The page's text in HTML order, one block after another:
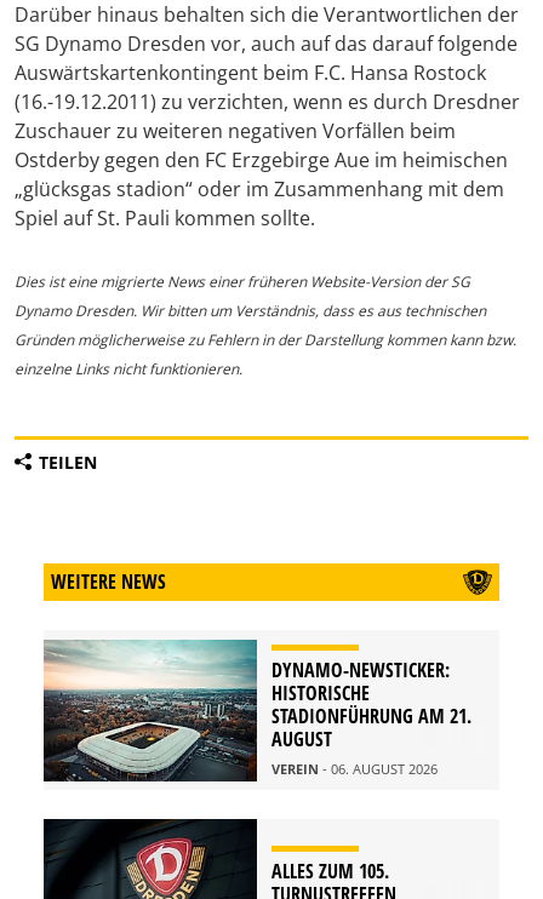
Darüber hinaus behalten sich die Verantwortlichen der
SG Dynamo Dresden vor, auch auf das darauf folgende
Auswärtskartenkontingent beim F.C. Hansa Rostock
(16.-19.12.2011) zu verzichten, wenn es durch Dresdner
Zuschauer zu weiteren negativen Vorfällen beim
Ostderby gegen den FC Erzgebirge Aue im heimischen
„glücksgas stadion“ oder im Zusammenhang mit dem
Spiel auf St. Pauli kommen sollte.
Dies ist eine migrierte News einer früheren Website-Version der SG
Dynamo Dresden. Wir bitten um Verständnis, dass es aus technischen
Gründen möglicherweise zu Fehlern in der Darstellung kommen kann bzw.
einzelne Links nicht funktionieren.
TEILEN
WEITERE NEWS
DYNAMO-NEWSTICKER:
HISTORISCHE
STADIONFÜHRUNG AM 21.
AUGUST
VEREIN - 06. AUGUST 2026
ALLES ZUM 105.